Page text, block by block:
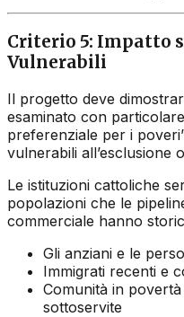
Criterio 5: Impatto
Vulnerabili
Il progetto deve
esaminato con
preferenziale per i
vulnerabili all’esclusione
Le istituzioni cattoliche
popolazioni che le
commerciale hanno
Gli anziani e le
Immigrati recenti e
Comunità in
sottoservite